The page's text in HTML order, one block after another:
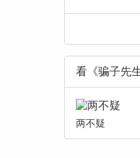
看《骗子先
两不疑